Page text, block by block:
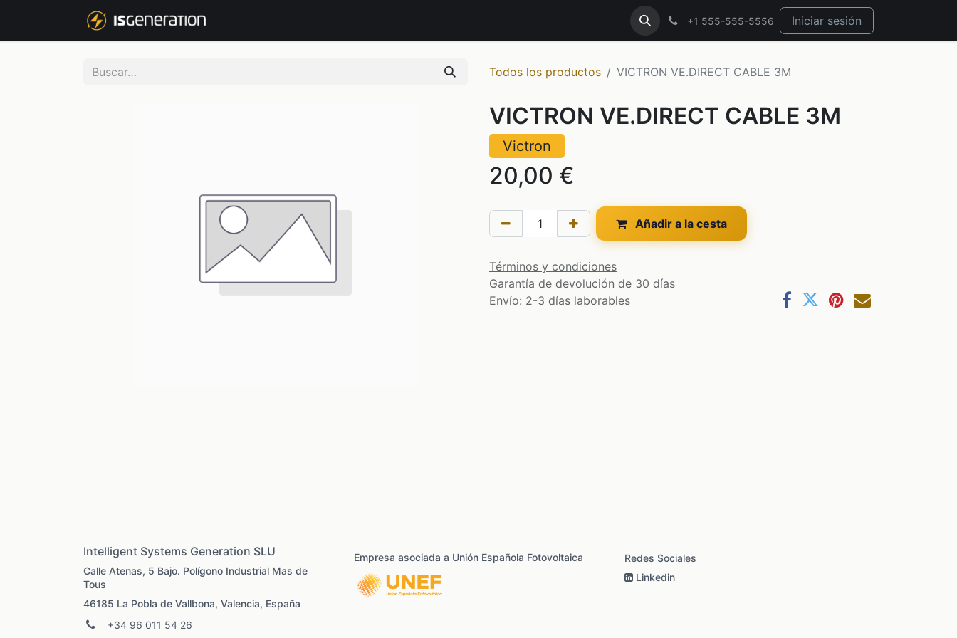
+1 555-555-5556 Iniciar sesión
Todos los productos VICTRON VE.DIRECT CABLE 3M
VICTRON VE.DIRECT CABLE 3M
Victron
20,00 €
Añadir a la cesta
Términos y condiciones
Garantía de devolución de 30 días
Envío: 2-3 días laborables
Intelligent Systems Generation SLU
Calle Atenas, 5 Bajo. Polígono Industrial Mas de
Tous
46185 La Pobla de Vallbona, Valencia, España
+34 96 011 54 26
Empresa asociada a Unión Española Fotovoltaica
Redes Sociales
Linkedin